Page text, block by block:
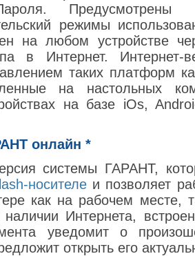
Предусмотрены
режимы
на любом устройстве
в Интернет. Интернет-
таких платформ
на настольных
на базе iOs,
онлайн *
системы ГАРАНТ,
носителе и позволяет
как на рабочем месте,
Интернета,
уведомит о
открыть его